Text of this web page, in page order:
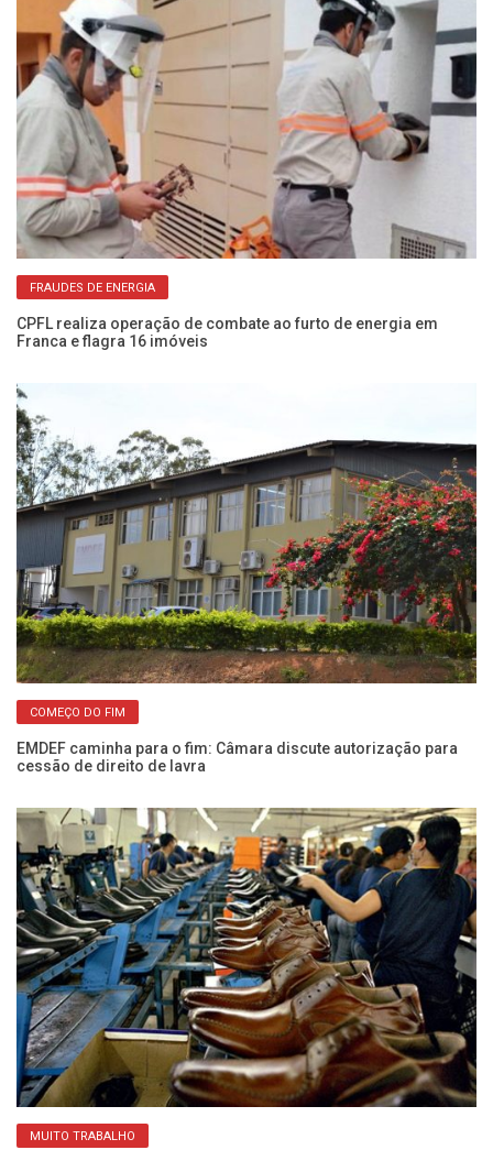
FRAUDES DE ENERGIA
CPFL realiza operação de combate ao furto de energia em
Franca e flagra 16 imóveis
COMEÇO DO FIM
EMDEF caminha para o fim: Câmara discute autorização para
cessão de direito de lavra
MUITO TRABALHO